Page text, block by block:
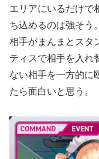
エリアにいるだけで
ち込めるのは強そう。
相手がまんまとスタ
ティスで相手を入れ
ない相手を一方的に
たら面白いと思う。